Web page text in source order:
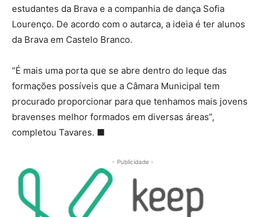
estudantes da Brava e a companhia de dança Sofia
Lourenço. De acordo com o autarca, a ideia é ter alunos
da Brava em Castelo Branco.
“É mais uma porta que se abre dentro do leque das
formações possíveis que a Câmara Municipal tem
procurado proporcionar para que tenhamos mais jovens
bravenses melhor formados em diversas áreas”,
completou Tavares. ■
- Publicidade -